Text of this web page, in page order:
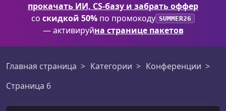
прокачать ИИ, CS-базу и забрать оффер
со скидкой 50% по промокоду SUMMER26
— активируйна странице пакетов
Главная страница Категории
Конференции
Страница 6